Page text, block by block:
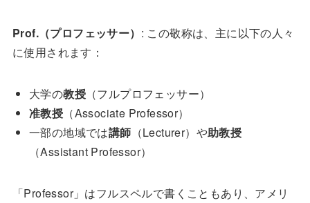
Prof.（プロフェッサー） : この敬称は、主に以下の人々
に使用されます：
大学の教授（フルプロフェッサー）
准教授 （Associate Professor）
一部の地域では講師 （Lecturer）や助教授
（Assistant Professor）
「Professor」はフルスペルで書くこともあり、アメリ